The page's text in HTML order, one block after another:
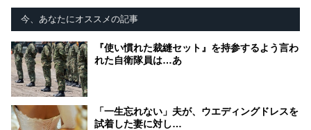
今、あなたにオススメの記事
『使い慣れた裁縫セット』を持参するよう言わ
れた自衛隊員は…あ
「一生忘れない」夫が、ウエディングドレスを
試着した妻に対し…